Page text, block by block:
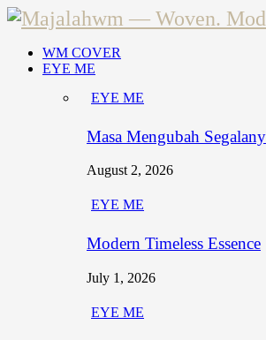
WM COVER
EYE ME
EYE ME
Masa Mengubah
August 2, 2026
EYE ME
Modern Timeless Essence
July 1, 2026
EYE ME